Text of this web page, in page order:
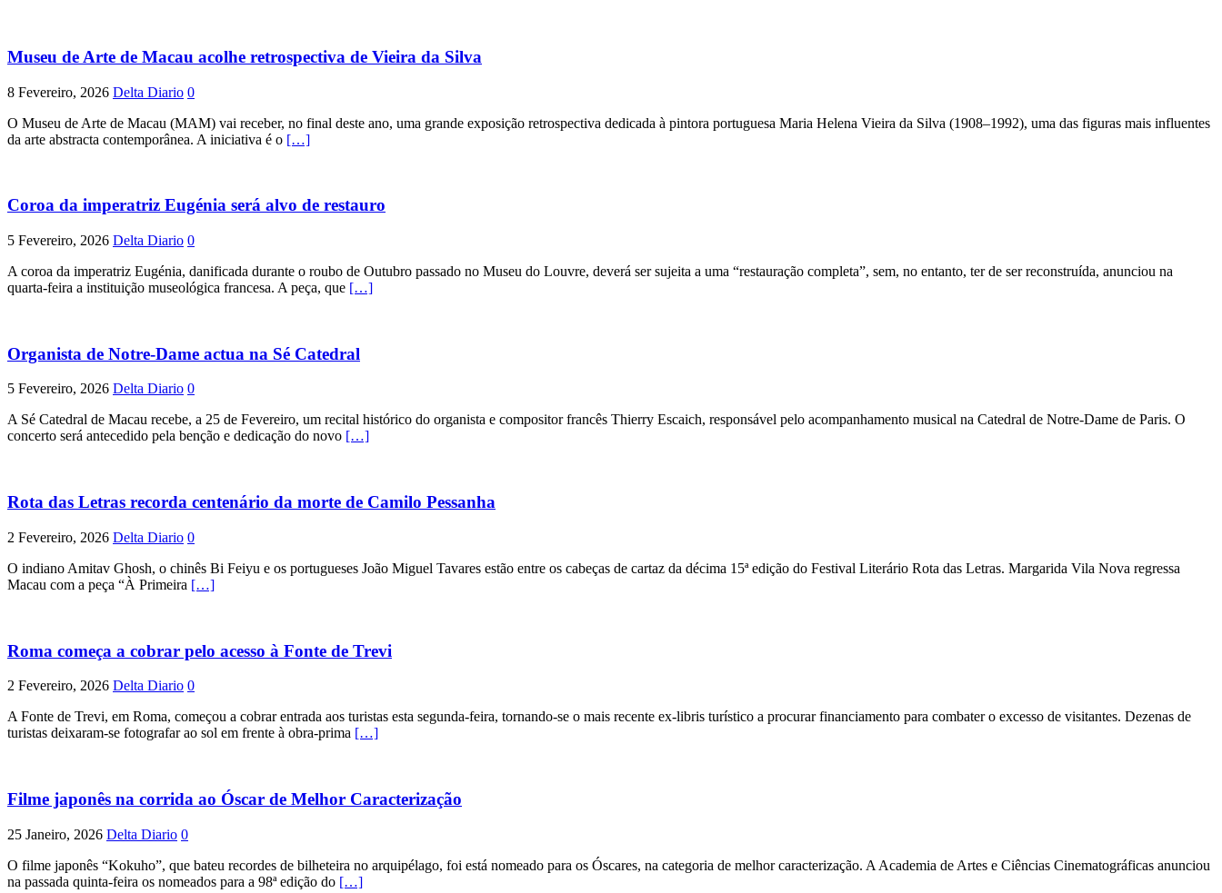
Museu de Arte de Macau acolhe retrospectiva de Vieira da Silva
8 Fevereiro, 2026 Delta Diario 0
O Museu de Arte de Macau (MAM) vai receber, no final deste ano, uma grande exposição retrospectiva dedicada à pintora portuguesa Maria Helena Vieira da Silva (1908–1992), uma das figuras mais influentes
da arte abstracta contemporânea. A iniciativa é o […]
Coroa da imperatriz Eugénia será alvo de restauro
5 Fevereiro, 2026 Delta Diario 0
A coroa da imperatriz Eugénia, danificada durante o roubo de Outubro passado no Museu do Louvre, deverá ser sujeita a uma “restauração completa”, sem, no entanto, ter de ser reconstruída, anunciou na
quarta-feira a instituição museológica francesa. A peça, que […]
Organista de Notre-Dame actua na Sé Catedral
5 Fevereiro, 2026 Delta Diario 0
A Sé Catedral de Macau recebe, a 25 de Fevereiro, um recital histórico do organista e compositor francês Thierry Escaich, responsável pelo acompanhamento musical na Catedral de Notre-Dame de Paris. O
concerto será antecedido pela benção e dedicação do novo […]
Rota das Letras recorda centenário da morte de Camilo Pessanha
2 Fevereiro, 2026 Delta Diario 0
O indiano Amitav Ghosh, o chinês Bi Feiyu e os portugueses João Miguel Tavares estão entre os cabeças de cartaz da décima 15ª edição do Festival Literário Rota das Letras. Margarida Vila Nova regressa
Macau com a peça “À Primeira […]
Roma começa a cobrar pelo acesso à Fonte de Trevi
2 Fevereiro, 2026 Delta Diario 0
A Fonte de Trevi, em Roma, começou a cobrar entrada aos turistas esta segunda-feira, tornando-se o mais recente ex-libris turístico a procurar financiamento para combater o excesso de visitantes. Dezenas de
turistas deixaram-se fotografar ao sol em frente à obra-prima […]
Filme japonês na corrida ao Óscar de Melhor Caracterização
25 Janeiro, 2026 Delta Diario 0
O filme japonês “Kokuho”, que bateu recordes de bilheteira no arquipélago, foi está nomeado para os Óscares, na categoria de melhor caracterização. A Academia de Artes e Ciências Cinematográficas anunciou
na passada quinta-feira os nomeados para a 98ª edição do […]